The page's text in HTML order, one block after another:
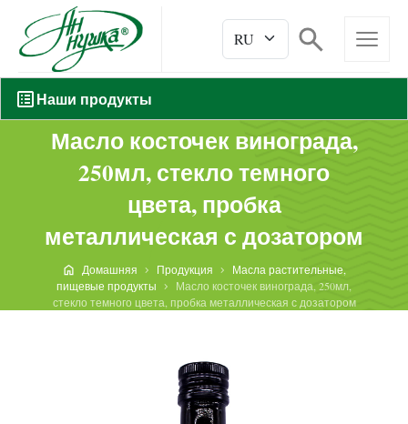
Наши продукты
Масло косточек винограда,
250мл, стекло темного
цвета, пробка
металлическая с дозатором
Домашняя Продукция
Масла растительные,
пищевые продукты
Масло косточек винограда, 250мл,
стекло темного цвета, пробка металлическая с дозатором